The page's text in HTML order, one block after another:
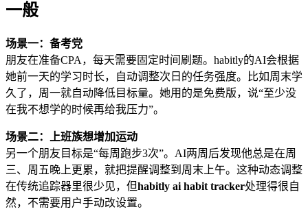
一般
场景一：备考党
朋友在准备CPA，每天需要固定时间刷题。habitly的AI会根据
她前一天的学习时长，自动调整次日的任务强度。比如周末学
久了，周一就自动降低目标量。她用的是免费版，说“至少没
在我不想学的时候再给我压力”。
场景二：上班族想增加运动
另一个朋友目标是“每周跑步3次”。AI两周后发现他总是在周
三、周五晚上更累，就把提醒调整到周末上午。这种动态调整
在传统追踪器里很少见，但habitly ai habit tracker处理得很自
然，不需要用户手动改设置。